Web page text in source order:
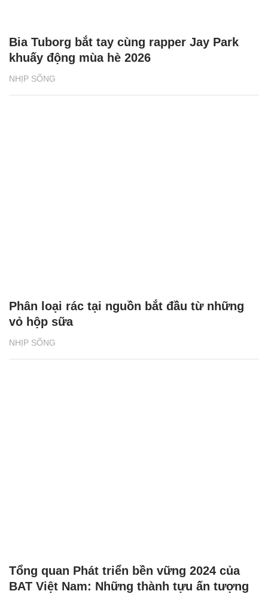
NHỊP SỐNG
Bia Tuborg bắt tay cùng rapper Jay Park
khuấy động mùa hè 2026
NHỊP SỐNG
Phân loại rác tại nguồn bắt đầu từ những
vỏ hộp sữa
Tổng quan Phát triển bền vững 2024 của
BAT Việt Nam: Những thành tựu ấn tượng